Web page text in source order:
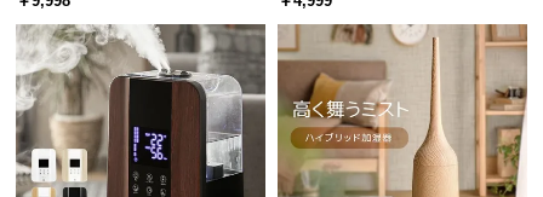
ロ
グ
業
情
報